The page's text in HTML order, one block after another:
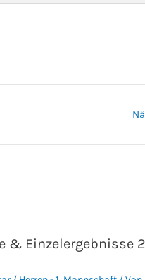
& Einzelergebnisse